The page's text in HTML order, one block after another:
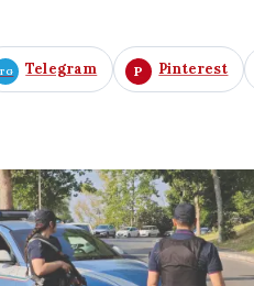
Telegram Pinterest